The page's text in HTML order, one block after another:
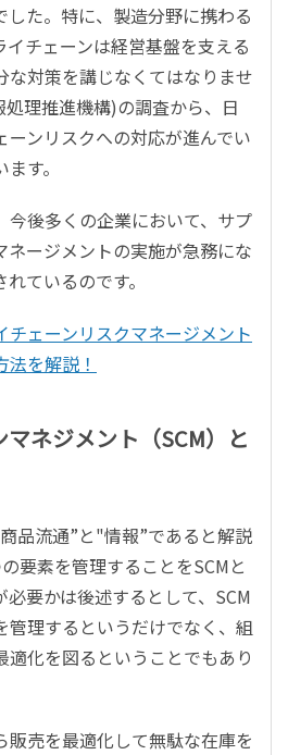
した。特に、製造分野に携わる
チェーンは経営基盤を支える
な対策を講じなくてはなりませ
理推進機構)の調査から、日
ンリスクへの対応が進んでい
す。
今後多くの企業において、サプ
ネージメントの実施が急務にな
ているのです。
チェーンリスクマネージメント
を解説！
ネジメント（SCM）と
品流通”と"情報”であると解説
要素を管理することをSCMと
必要かは後述するとして、SCM
管理するというだけでなく、組
化を図るということでもあり
販売を最適化して無駄な在庫を